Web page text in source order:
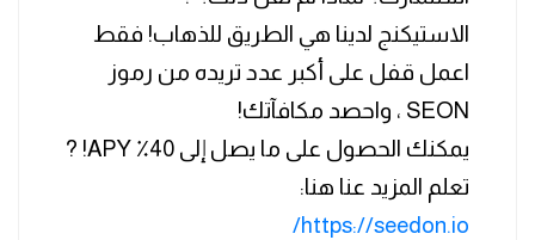
الاستيكنج لدينا هي الطريق للذهاب! فقط
اعمل قفل على أكبر عدد تريده من رموز
SEON ، واحصد مكافآتك!
يمكنك الحصول على ما يصل إلى 40٪ APY! ?
تعلم المزيد عنا هنا:
https://seedon.io/